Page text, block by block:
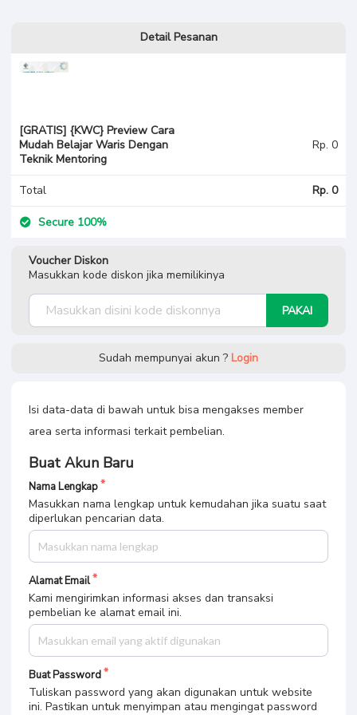
Detail Pesanan
[GRATIS] {KWC} Preview Cara
Mudah Belajar Waris Dengan
Teknik Mentoring
Rp. 0
Total Rp. 0
Secure 100%
Voucher Diskon
Masukkan kode diskon jika memilikinya
PAKAI
Sudah mempunyai akun ? Login
Isi data-data di bawah untuk bisa mengakses member
area serta informasi terkait pembelian.
Buat Akun Baru
Nama Lengkap
Masukkan nama lengkap untuk kemudahan jika suatu saat
diperlukan pencarian data.
Alamat Email
Kami mengirimkan informasi akses dan transaksi
pembelian ke alamat email ini.
Buat Password
Tuliskan password yang akan digunakan untuk website
ini. Pastikan untuk menyimpan atau mengingat password